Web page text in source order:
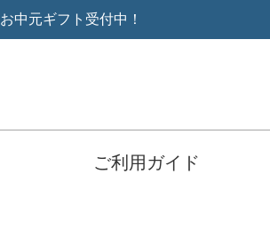
お中元ギフト受付中！
ご利用ガイド